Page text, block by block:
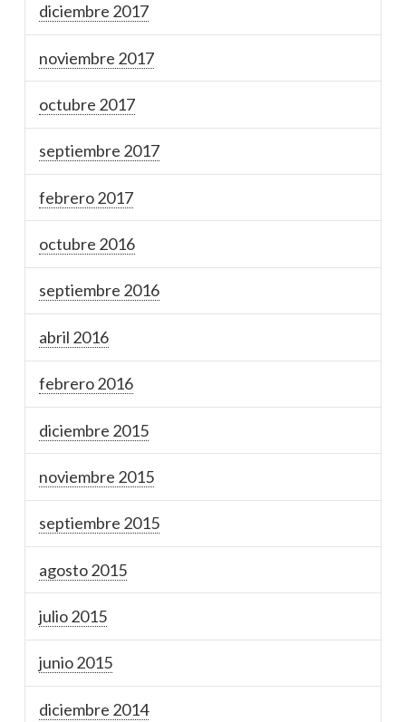
diciembre 2017
noviembre 2017
octubre 2017
septiembre 2017
febrero 2017
octubre 2016
septiembre 2016
abril 2016
febrero 2016
diciembre 2015
noviembre 2015
septiembre 2015
agosto 2015
julio 2015
junio 2015
diciembre 2014